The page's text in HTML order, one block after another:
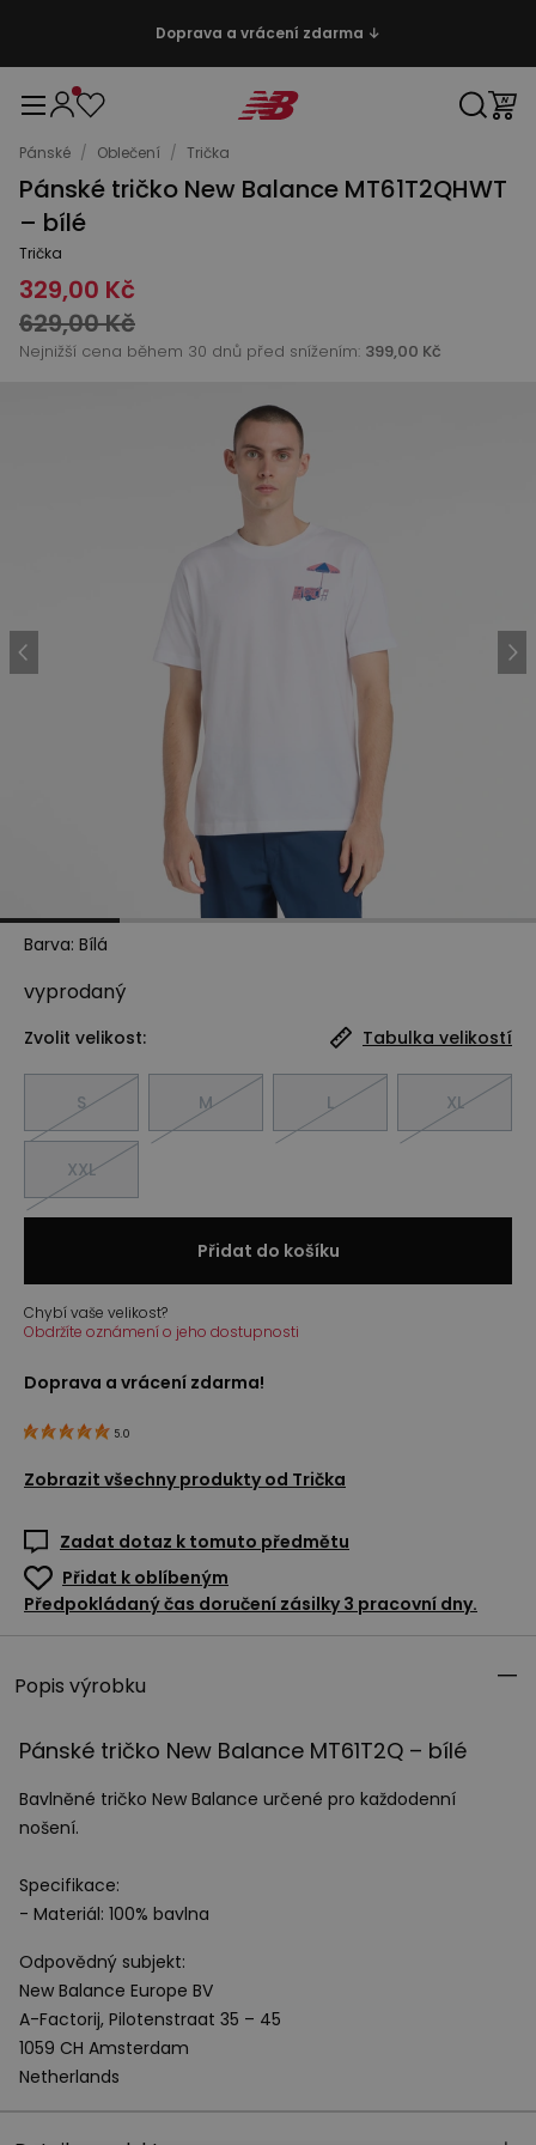
Doprava a vrácení zdarma ↓
Pánské / Oblečení / Trička
Pánské tričko New Balance MT61T2QHWT
– bílé
Trička
329,00 Kč
629,00 Kč
Nejnižší cena během 30 dnů před snížením: 399,00 Kč
Barva: Bílá
vyprodaný
Zvolit velikost: Tabulka velikostí
S M L XL
XXL
Přidat do košíku
Chybí vaše velikost?
Obdržíte oznámení o jeho dostupnosti
Doprava a vrácení zdarma!
5.0
Zobrazit všechny produkty od Trička
Zadat dotaz k tomuto předmětu
Přidat k oblíbeným
Předpokládaný čas doručení zásilky 3 pracovní dny.
Popis výrobku
Pánské tričko New Balance MT61T2Q – bílé
Bavlněné tričko New Balance určené pro každodenní
nošení.
Specifikace:
- Materiál: 100% bavlna
Odpovědný subjekt:
New Balance Europe BV
A-Factorij, Pilotenstraat 35 – 45
1059 CH Amsterdam
Netherlands